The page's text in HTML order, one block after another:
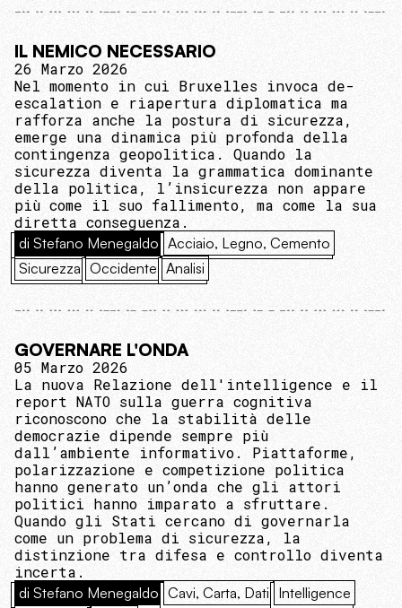
IL NEMICO NECESSARIO
26 Marzo 2026
Nel momento in cui Bruxelles invoca de-
escalation e riapertura diplomatica ma
rafforza anche la postura di sicurezza,
emerge una dinamica più profonda della
contingenza geopolitica. Quando la
sicurezza diventa la grammatica dominante
della politica, l’insicurezza non appare
più come il suo fallimento, ma come la sua
diretta conseguenza.
di Stefano Menegaldo Acciaio, Legno, Cemento
Sicurezza Occidente Analisi
GOVERNARE L'ONDA
05 Marzo 2026
La nuova Relazione dell'intelligence e il
report NATO sulla guerra cognitiva
riconoscono che la stabilità delle
democrazie dipende sempre più
dall’ambiente informativo. Piattaforme,
polarizzazione e competizione politica
hanno generato un’onda che gli attori
politici hanno imparato a sfruttare.
Quando gli Stati cercano di governarla
come un problema di sicurezza, la
distinzione tra difesa e controllo diventa
incerta.
di Stefano Menegaldo Cavi, Carta, Dati Intelligence